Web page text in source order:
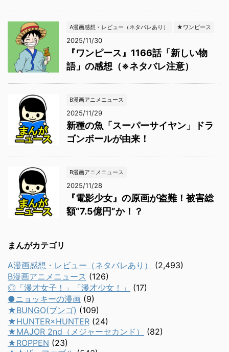
A漫画感想・レビュー（ネタバレあり） ★ワンピース
2025/11/30
『ワンピース』1166話「新しい物
語」の感想（※ネタバレ注意）
B漫画アニメニュース
2025/11/29
新種の魚「スーパーサイヤン」ドラ
ゴンボールが由来！
B漫画アニメニュース
2025/11/28
『電影少女』の原画が盗難！被害総
額“7.5億円”か！？
まんがカテゴリ
A漫画感想・レビュー（ネタバレあり）
(2,493)
B漫画アニメニュース (126)
◎「漫才女子！」「漫才少女！」
(17)
●ニョッキーの漫画 (9)
★BUNGO(ブンゴ) (109)
★HUNTER×HUNTER (24)
★MAJOR 2nd（メジャーセカンド）
(82)
★ROPPEN (23)